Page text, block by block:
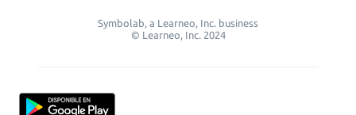
Symbolab, a Learneo, Inc. business
© Learneo, Inc. 2024